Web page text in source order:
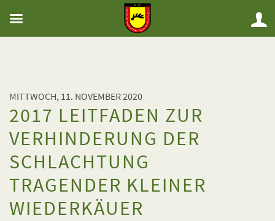
MITTWOCH, 11. NOVEMBER 2020
2017 LEITFADEN ZUR
VERHINDERUNG DER
SCHLACHTUNG
TRAGENDER KLEINER
WIEDERKÄUER